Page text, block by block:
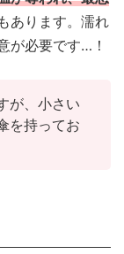
もあります。濡れ
が必要です…！
が、小さい
を持ってお